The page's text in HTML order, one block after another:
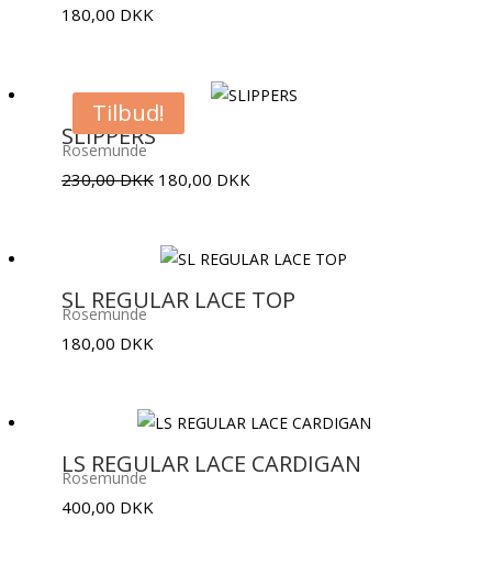
180,00 DKK
Tilbud!
SLIPPERS
Rosemunde
230,00DKK Den
var:
230,00 DKK.
180,00 DKK
er:
180,00 DKK.
SL REGULAR LACE TOP
Rosemunde
180,00 DKK
LS REGULAR LACE CARDIGAN
Rosemunde
400,00 DKK